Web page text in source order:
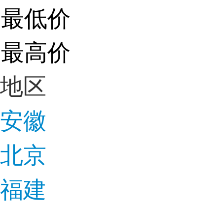
地区
安徽
北京
福建